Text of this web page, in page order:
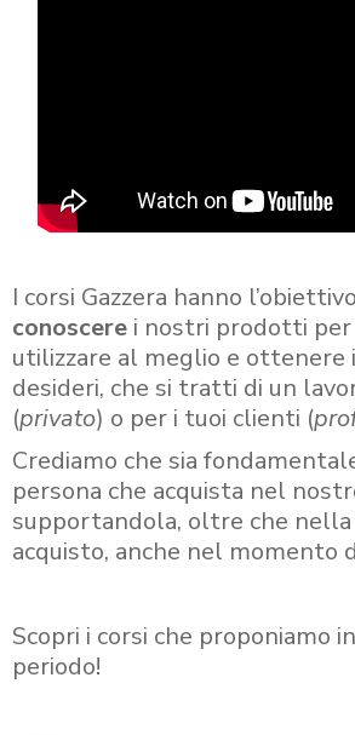
I corsi Gazzera hanno
conoscere i nostri prodotti
utilizzare al meglio e
desideri, che si tratti di un
(privato) o per i tuoi clienti (
Crediamo che sia
persona che acquista nel
supportandola, oltre che nella
acquisto, anche nel momento
Scopri i corsi che proponiamo
periodo!